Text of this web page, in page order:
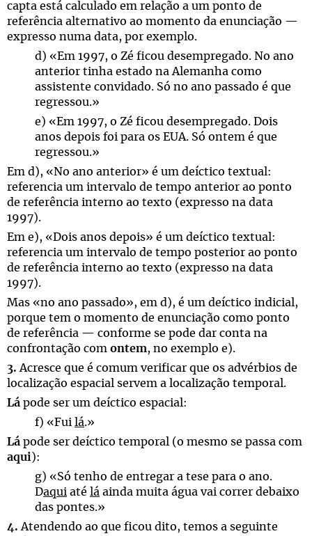
capta está calculado em relação a um ponto de
referência alternativo ao momento da enunciação —
expresso numa data, por exemplo.
d) «Em 1997, o Zé ficou desempregado. No ano
anterior tinha estado na Alemanha como
assistente convidado. Só no ano passado é que
regressou.»
e) «Em 1997, o Zé ficou desempregado. Dois
anos depois foi para os EUA. Só ontem é que
regressou.»
Em d), «No ano anterior» é um deíctico textual:
referencia um intervalo de tempo anterior ao ponto
de referência interno ao texto (expresso na data
1997).
Em e), «Dois anos depois» é um deíctico textual:
referencia um intervalo de tempo posterior ao ponto
de referência interno ao texto (expresso na data
1997).
Mas «no ano passado», em d), é um deíctico indicial,
porque tem o momento de enunciação como ponto
de referência — conforme se pode dar conta na
confrontação com ontem, no exemplo e).
3. Acresce que é comum verificar que os advérbios de
localização espacial servem a localização temporal.
Lá pode ser um deíctico espacial:
f) «Fui
lá.»
Lá pode ser deíctico temporal (o mesmo se passa com
aqui):
g) «Só tenho de entregar a tese para o ano.
Daqui até lá ainda muita água vai correr debaixo
das pontes.»
4. Atendendo ao que ficou dito, temos a seguinte